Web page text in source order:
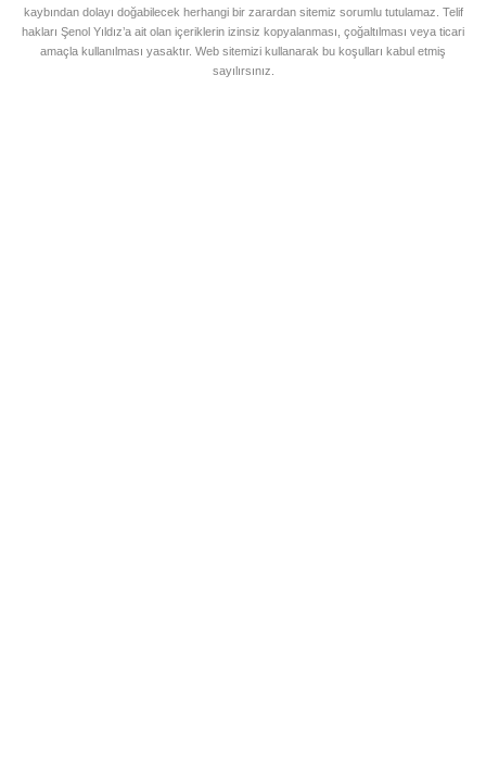
kaybından dolayı doğabilecek herhangi bir zarardan sitemiz sorumlu tutulamaz. Telif
hakları Şenol Yıldız’a ait olan içeriklerin izinsiz kopyalanması, çoğaltılması veya ticari
amaçla kullanılması yasaktır. Web sitemizi kullanarak bu koşulları kabul etmiş
sayılırsınız.